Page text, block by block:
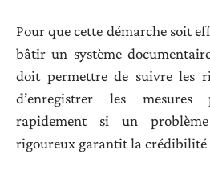
Pour que cette démarche soit
bâtir un système
doit permettre de suivre les
d’enregistrer les
rapidement si un
rigoureux garantit la